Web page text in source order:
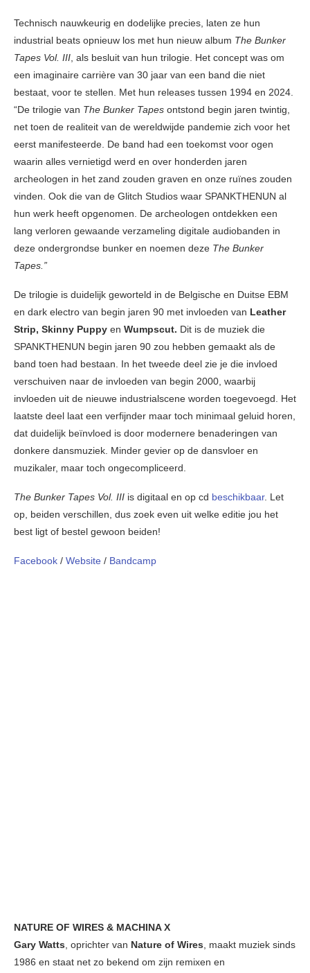
Technisch nauwkeurig en dodelijke precies, laten ze hun
industrial beats opnieuw los met hun nieuw album The Bunker
Tapes Vol. III, als besluit van hun trilogie. Het concept was om
een imaginaire carrière van 30 jaar van een band die niet
bestaat, voor te stellen. Met hun releases tussen 1994 en 2024.
“De trilogie van The Bunker Tapes ontstond begin jaren twintig,
net toen de realiteit van de wereldwijde pandemie zich voor het
eerst manifesteerde. De band had een toekomst voor ogen
waarin alles vernietigd werd en over honderden jaren
archeologen in het zand zouden graven en onze ruïnes zouden
vinden. Ook die van de Glitch Studios waar SPANKTHENUN al
hun werk heeft opgenomen. De archeologen ontdekken een
lang verloren gewaande verzameling digitale audiobanden in
deze ondergrondse bunker en noemen deze The Bunker
Tapes.”
De trilogie is duidelijk geworteld in de Belgische en Duitse EBM
en dark electro van begin jaren 90 met invloeden van Leather
Strip, Skinny Puppy en Wumpscut. Dit is de muziek die
SPANKTHENUN begin jaren 90 zou hebben gemaakt als de
band toen had bestaan. In het tweede deel zie je die invloed
verschuiven naar de invloeden van begin 2000, waarbij
invloeden uit de nieuwe industrialscene worden toegevoegd. Het
laatste deel laat een verfijnder maar toch minimaal geluid horen,
dat duidelijk beïnvloed is door modernere benaderingen van
donkere dansmuziek. Minder gevier op de dansvloer en
muzikaler, maar toch ongecompliceerd.
The Bunker Tapes Vol. III is digitaal en op cd beschikbaar. Let
op, beiden verschillen, dus zoek even uit welke editie jou het
best ligt of bestel gewoon beiden!
Facebook / Website / Bandcamp
NATURE OF WIRES & MACHINA X
Gary Watts, oprichter van Nature of Wires, maakt muziek sinds
1986 en staat net zo bekend om zijn remixen en